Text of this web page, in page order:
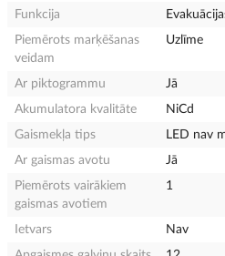
Funkcija
Piemērots marķēšanas
veidam
Uzlīme
Ar piktogrammu
Jā
Akumulatora kvalitāte
NiCd
Gaismekļa tips
LED nav
Ar gaismas avotu
Jā
Piemērots vairākiem
gaismas avotiem
1
Ietvars
Nav